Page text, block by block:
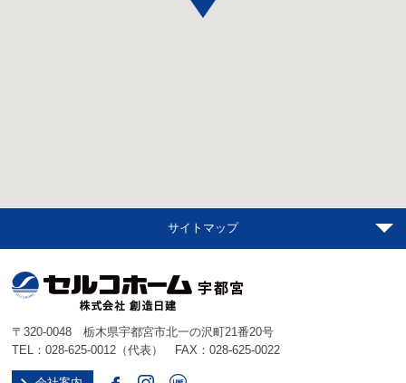
サイトマップ
〒320-0048 栃木県宇都宮市北一の沢町21番20号
TEL：028-625-0012 （代表） FAX：028-625-0022